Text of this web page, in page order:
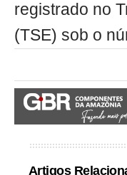
registrado no
(TSE) sob o
Artigos